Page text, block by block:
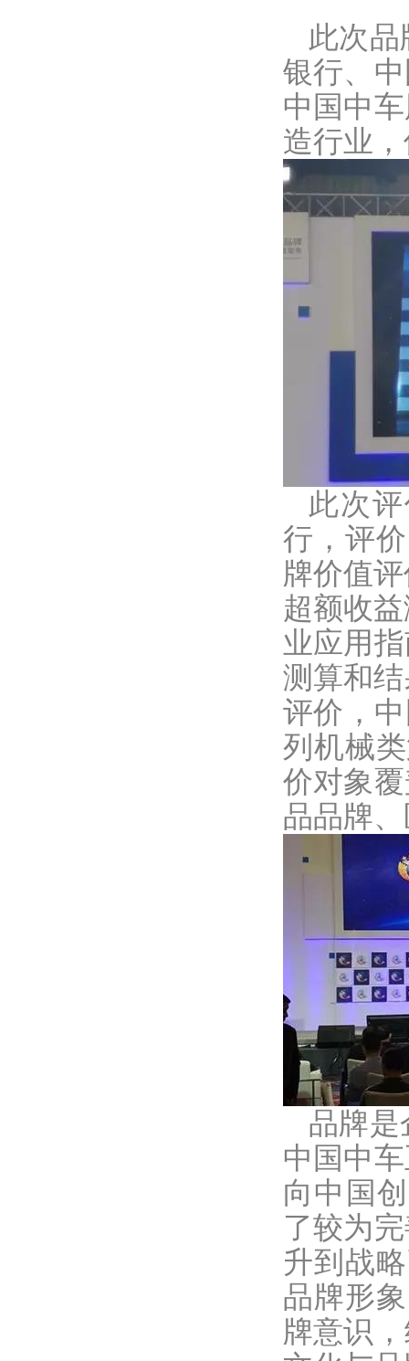
此次
银行、
中国中
造行业
此次
行，评
牌价值
超额收
业应用
测算和
评价，
列机械
价对象
品品牌
品牌是
中国中
向中国
了较为
升到战
品牌形
牌意识